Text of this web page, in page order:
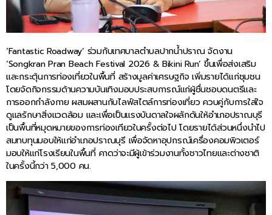
‘Fantastic Roadway’ ร่วมกับเทศบาลตำบลปากน้ำปราณ จัดงาน
‘Songkran Pran Beach Festival 2026 & Bikini Run’ ขึ้นเพื่อส่งเสริม
และกระตุ้นการท่องเที่ยวในพื้นที่ สร้างมูลค่าเศรษฐกิจ เพิ่มรายได้แก่ชุมชน
โดยจัดกิจกรรมด้านความบันเทิงมอบประสบการณ์แก่ผู้ชื่นชอบดนตรีและ
การออกกำลังกาย ผสมผสานกับไลฟ์สไตล์การท่องเที่ยว ควบคู่กับการใส่ใจ
ดูแลรักษาสิ่งแวดล้อม และเพื่อเป็นแรงบันดาลใจผลักดันให้อำเภอปราณบุรี
เป็นพื้นที่หมุดหมายของการท่องเทียวในครั้งต่อไป โดยรายได้ส่วนหนึ่งนำไป
สมทบทุนมอบให้แก่อำเภอปราณบุรี เพื่อจัดหาอุปกรณ์เครื่องคอมพิวเตอร์
มอบให้แก่โรงเรียนในพื้นที่ คาดว่าจะมีผู้เข้าร่วมงานทั้งชาวไทยและต่างชาติ
ในครั้งนี้กว่า 5,000 คน.